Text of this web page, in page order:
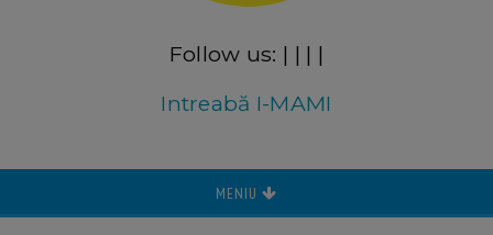
Follow us: | | | |
Intreabă I-MAMI
MENIU